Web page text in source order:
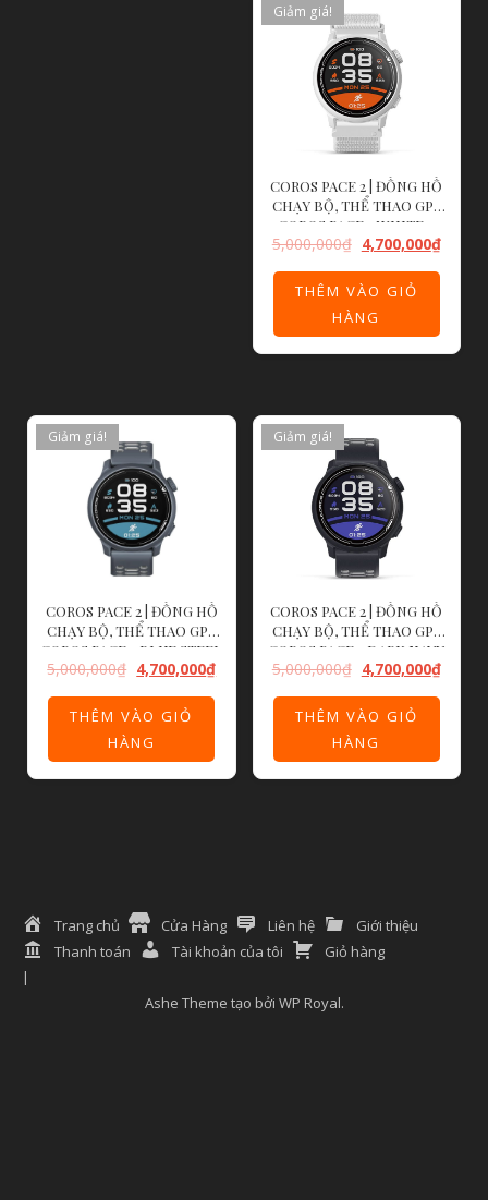
Giảm giá!
COROS PACE 2 | ĐỒNG HỒ
CHẠY BỘ, THỂ THAO GPS
COROS PACE 2 WHITE –
NYLON BAND
5,000,000₫ 4,700,000₫
THÊM VÀO GIỎ
HÀNG
Giảm giá!
COROS PACE 2 | ĐỒNG HỒ
CHẠY BỘ, THỂ THAO GPS
COROS PACE 2 BLUE STEEL
– SILICONE BAND
5,000,000₫ 4,700,000₫
THÊM VÀO GIỎ
HÀNG
Giảm giá!
COROS PACE 2 | ĐỒNG HỒ
CHẠY BỘ, THỂ THAO GPS
COROS PACE 2 DARK NAVY
– SILICONE BAND
5,000,000₫ 4,700,000₫
THÊM VÀO GIỎ
HÀNG
Trang chủ Cửa Hàng Liên hệ
Giới thiệu
Thanh toán
Tài khoản của tôi Giỏ hàng
Ashe Theme tạo bởi WP Royal.